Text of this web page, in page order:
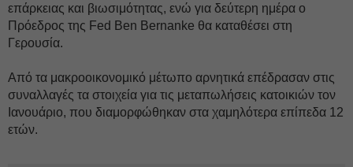
επάρκειας και βιωσιμότητας, ενώ για δεύτερη ημέρα ο
Πρόεδρος της Fed Ben Bernanke θα καταθέσει στη
Γερουσία.
Από τα μακροοικονομικό μέτωπο αρνητικά επέδρασαν στις
συναλλαγές τα στοιχεία για τις μεταπωλήσεις κατοικιών τον
Ιανουάριο, που διαμορφώθηκαν στα χαμηλότερα επίπεδα 12
ετών.